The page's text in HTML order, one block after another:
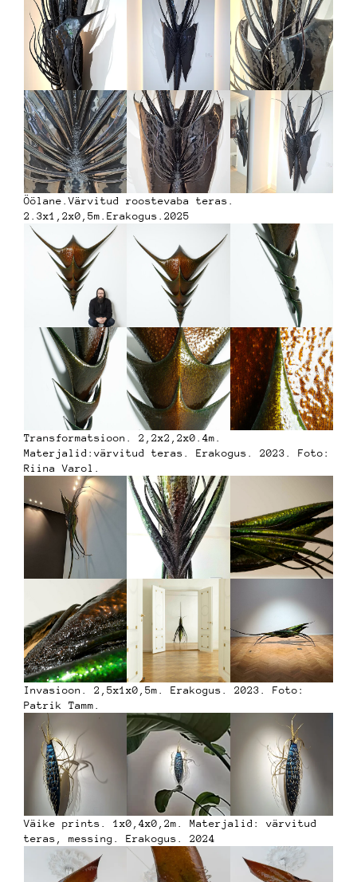
Öölane.Värvitud roostevaba teras.
2.3x1,2x0,5m.Erakogus.2025
Transformatsioon. 2,2x2,2x0.4m.
Materjalid:värvitud teras. Erakogus. 2023. Foto:
Riina Varol.
Invasioon. 2,5x1x0,5m. Erakogus. 2023. Foto:
Patrik Tamm.
Väike prints. 1x0,4x0,2m. Materjalid: värvitud
teras, messing. Erakogus. 2024